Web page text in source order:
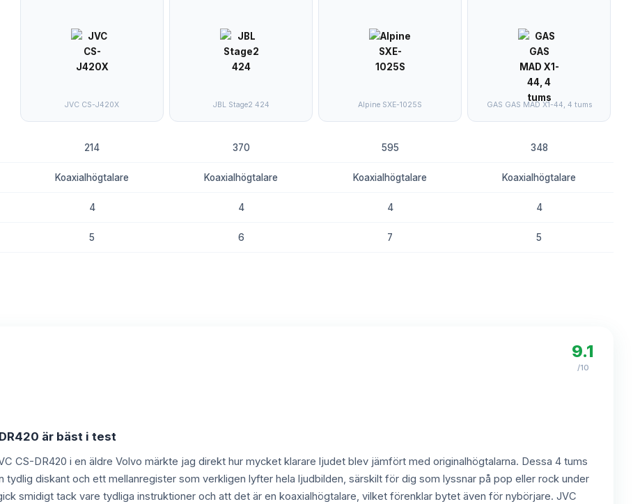
JVC CS-J420X JBL Stage2 424 Alpine SXE-1025S GAS GAS MAD X1-44, 4 tums
214 370 595 348
Koaxialhögtalare Koaxialhögtalare Koaxialhögtalare Koaxialhögtalare
4 4 4 4
5 6 7 5
9.1
/10
är bäst i test
CS-DR420 i en äldre Volvo märkte jag direkt hur mycket klarare ljudet blev jämfört med originalhögtalarna. Dessa 4 tums
tydlig diskant och ett mellanregister som verkligen lyfter hela ljudbilden, särskilt för dig som lyssnar på pop eller rock under
smidigt tack vare tydliga instruktioner och att det är en koaxialhögtalare, vilket förenklar bytet även för nybörjare. JVC